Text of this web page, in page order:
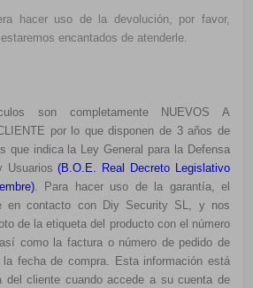
hacer uso de la devolución, por favor,
estaremos encantados de atenderle.
son completamente NUEVOS A
por lo que disponen de 3 años de
que indica la Ley General para la Defensa
Usuarios(B.O.E. Real Decreto Legislativo
). Para hacer uso de la garantía, el
en contacto con Diy Security SL, y nos
de la etiqueta del producto con el número
como la factura o número de pedido de
la fecha de compra. Esta información está
del cliente cuando accede a su cuenta de